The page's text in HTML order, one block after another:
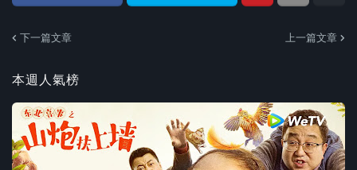
下一篇文章 上一篇文章
本週人氣榜